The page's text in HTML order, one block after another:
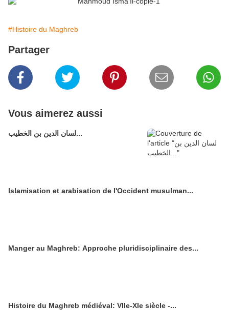
#Histoire du Maghreb
Partager
Vous aimerez aussi
لسان الدين بن الخطيب...
Islamisation et arabisation de l'Occident musulman...
Manger au Maghreb: Approche pluridisciplinaire des...
Histoire du Maghreb médiéval: VIIe-XIe siècle -...